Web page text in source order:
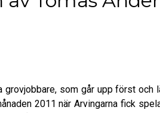
grovjobbare, som går upp först
2011 när Arvingarna fick